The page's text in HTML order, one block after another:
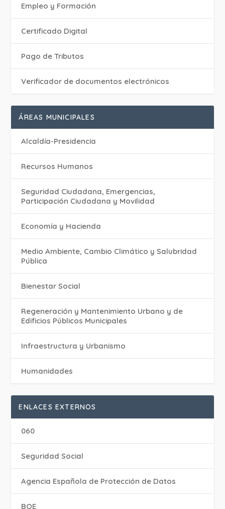
Empleo y Formación
Certificado Digital
Pago de Tributos
Verificador de documentos electrónicos
ÁREAS MUNICIPALES
Alcaldía-Presidencia
Recursos Humanos
Seguridad Ciudadana, Emergencias,
Participación Ciudadana y Movilidad
Economía y Hacienda
Medio Ambiente, Cambio Climático y Salubridad
Pública
Bienestar Social
Regeneración y Mantenimiento Urbano y de
Edificios Públicos Municipales
Infraestructura y Urbanismo
Humanidades
ENLACES EXTERNOS
060
Seguridad Social
Agencia Española de Protección de Datos
BOE